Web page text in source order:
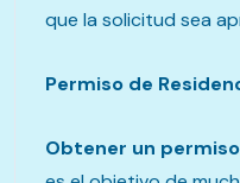
que la solicitud sea
Permiso de
Obtener un